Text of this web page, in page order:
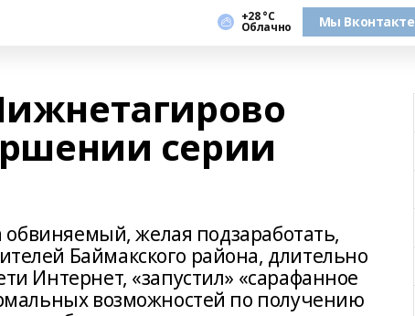
+28 °С
Облачно Мы Вконтакте
серии
обвиняемый, желая подзаработать,
Баймакского района, длительно
Интернет, «запустил» «сарафанное
возможностей по получению